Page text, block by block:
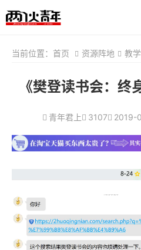
当前位置： 首页 资源阵地 教
《樊登读书会：终
青年君上 3107 2019-